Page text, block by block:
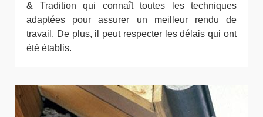
& Tradition qui connaît toutes les techniques
adaptées pour assurer un meilleur rendu de
travail. De plus, il peut respecter les délais qui ont
été établis.